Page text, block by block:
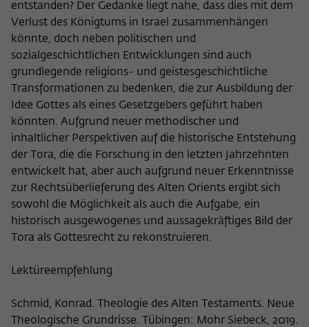
entstanden? Der Gedanke liegt nahe, dass dies mit dem
Verlust des Königtums in Israel zusammenhängen
könnte, doch neben politischen und
sozialgeschichtlichen Entwicklungen sind auch
grundlegende religions- und geistesgeschichtliche
Transformationen zu bedenken, die zur Ausbildung der
Idee Gottes als eines Gesetzgebers geführt haben
könnten. Aufgrund neuer methodischer und
inhaltlicher Perspektiven auf die historische Entstehung
der Tora, die die Forschung in den letzten Jahrzehnten
entwickelt hat, aber auch aufgrund neuer Erkenntnisse
zur Rechtsüberlieferung des Alten Orients ergibt sich
sowohl die Möglichkeit als auch die Aufgabe, ein
historisch ausgewogenes und aussagekräftiges Bild der
Tora als Gottesrecht zu rekonstruieren.
Lektüreempfehlung
Schmid, Konrad. Theologie des Alten Testaments. Neue
Theologische Grundrisse. Tübingen: Mohr Siebeck, 2019.